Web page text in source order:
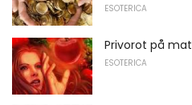
ESOTERICA
Privorot på mat
ESOTERICA